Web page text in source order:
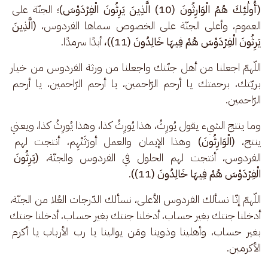
(أُولَٰئِكَ هُمُ الْوَارِثُونَ (10) الَّذِينَ يَرِثُونَ الْفِرْدَوْسَ)
؛ الجنّة على
العموم، وأعلى الجنّة على الخصوص سماها الفردوس، (الَّذِينَ
يَرِثُونَ الْفِرْدَوْسَ هُمْ فِيهَا خَالِدُونَ (11))،
أبدًا سرمدًا.
اللّهمّ اجعلنا من أهل جنّتك واجعلنا من ورثة الفردوس من خيار
بريّتك، برحمتك يا أرحم الرّاحمين، يا أرحم الرّاحمين، يا أرحم
الرّاحمين.
وما ينتج الشيء يقول يُورِثُ، هذا يُورِثُ كذا، وهذا يُورِثُ كذا، ويعني
ينتج، (الْوَارِثُونَ) وهذا الإيمان والعمل أورَثَتْهِم، أنتجت لهم
الفردوس، أنتجت لهم الحلول في الفردوس والجنّة، (يَرِثُونَ
الْفِرْدَوْسَ هُمْ فِيهَا خَالِدُونَ (11))
.
اللّهمّ إنّا نسألك الفردوس الأعلى، نسألك الدّرجات العُلا من الجنّة،
أدخلنا جنتك بغير حساب، أدخلنا جنتك بغير حساب، أدخلنا جنتك
بغير حساب، وأهلينا وذوينا ومَن يوالينا يا رب الأرباب يا أكرم
الأكرمين.